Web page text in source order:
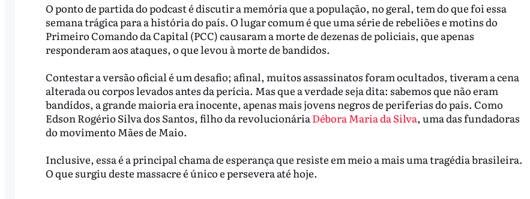
O ponto de partida do podcast é discutir a memória que a população, no geral, tem do que foi essa
semana trágica para a história do país. O lugar comum é que uma série de rebeliões e motins do
Primeiro Comando da Capital (PCC) causaram a morte de dezenas de policiais, que apenas
responderam aos ataques, o que levou à morte de bandidos.
Contestar a versão oficial é um desafio; afinal, muitos assassinatos foram ocultados, tiveram a cena
alterada ou corpos levados antes da perícia. Mas que a verdade seja dita: sabemos que não eram
bandidos, a grande maioria era inocente, apenas mais jovens negros de periferias do país. Como
Edson Rogério Silva dos Santos, filho da revolucionáriaDébora Maria da Silva, uma das fundadoras
do movimento Mães de Maio.
Inclusive, essa é a principal chama de esperança que resiste em meio a mais uma tragédia brasileira.
O que surgiu deste massacre é único e persevera até hoje.